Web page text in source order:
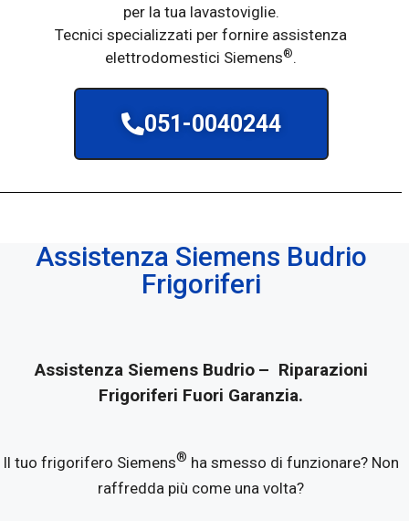
per la tua lavastoviglie.
Tecnici specializzati per fornire assistenza
elettrodomestici Siemens®.
051-0040244
Assistenza Siemens Budrio
Frigoriferi
Assistenza Siemens Budrio – Riparazioni
Frigoriferi Fuori Garanzia.
Il tuo frigorifero Siemens® ha smesso di funzionare? Non
raffredda più come una volta?